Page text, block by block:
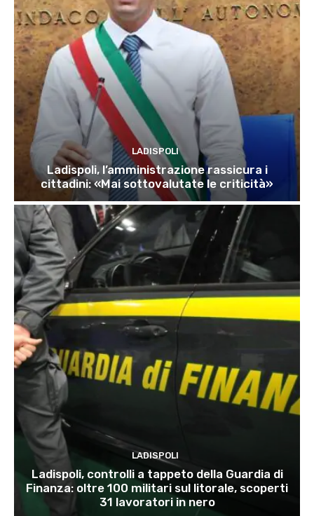
LADISPOLI
Ladispoli, l’amministrazione rassicura i
cittadini: «Mai sottovalutate le criticità»
LADISPOLI
Ladispoli, controlli a tappeto della Guardia di
Finanza: oltre 100 militari sul litorale, scoperti
31 lavoratori in nero